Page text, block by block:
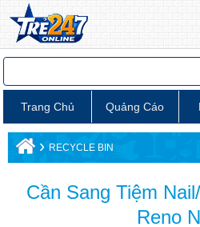
Trang Chủ Quảng Cáo
› RECYCLE BIN
Cần Sang Tiệm
Reno